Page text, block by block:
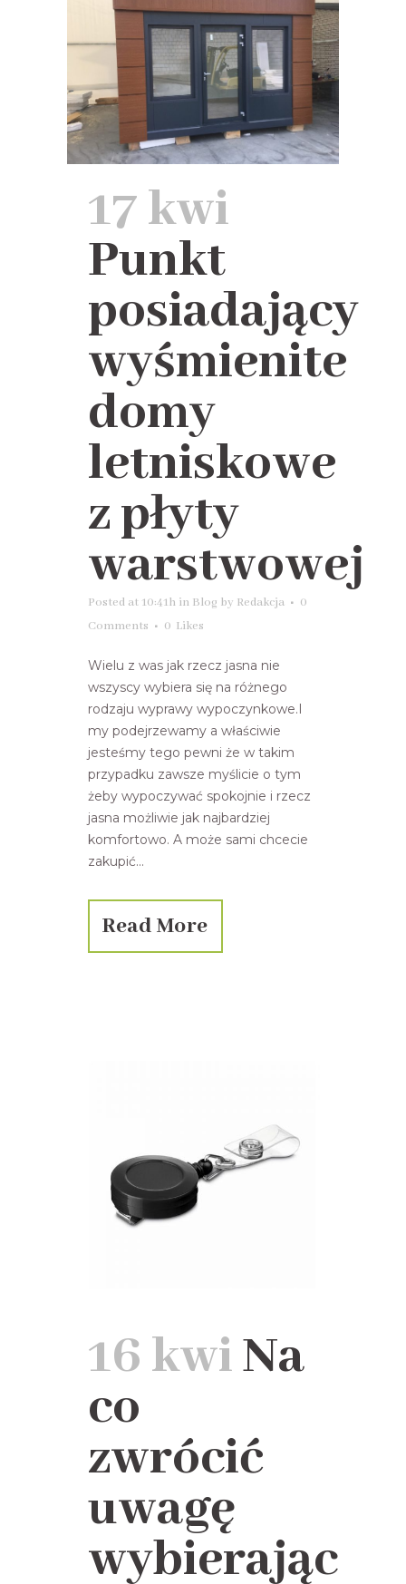
17 kwi
Punkt
posiadający
wyśmienite
domy
letniskowe
z płyty
warstwowej
Posted at 10:41h in Blog by Redakcja
0
Comments
0 Likes
Wielu z was jak rzecz jasna nie
wszyscy wybiera się na różnego
rodzaju wyprawy wypoczynkowe.I
my podejrzewamy a właściwie
jesteśmy tego pewni że w takim
przypadku zawsze myślicie o tym
żeby wypoczywać spokojnie i rzecz
jasna możliwie jak najbardziej
komfortowo. A może sami chcecie
zakupić...
Read More
16 kwiNa
co
zwrócić
uwagę
wybierając